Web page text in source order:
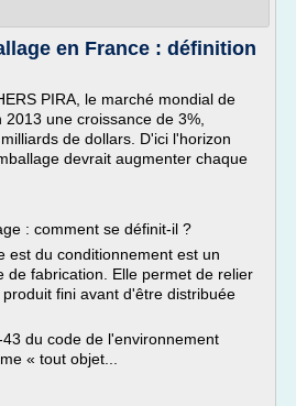
en France : définition
PIRA, le marché mondial de
une croissance de 3%,
de dollars. D'ici l'horizon
devrait augmenter chaque
: comment se définit-il ?
est du conditionnement est un
de fabrication. Elle permet de relier
fini avant d'être distribuée
du code de l'environnement
« tout objet...